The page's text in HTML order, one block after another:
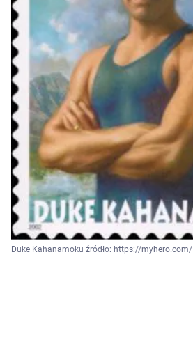
Duke Kahanamoku źródło: https://myhero.com/